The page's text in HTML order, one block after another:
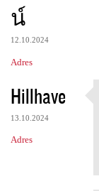
น์
12.10.2024
Adres
Hillhave
13.10.2024
Adres